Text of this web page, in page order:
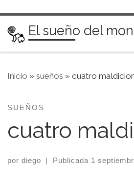
Saltar al contenido
El sueño del
Inicio » sueños » cuatro
SUEÑOS
cuatro
por diego | Publicada 1